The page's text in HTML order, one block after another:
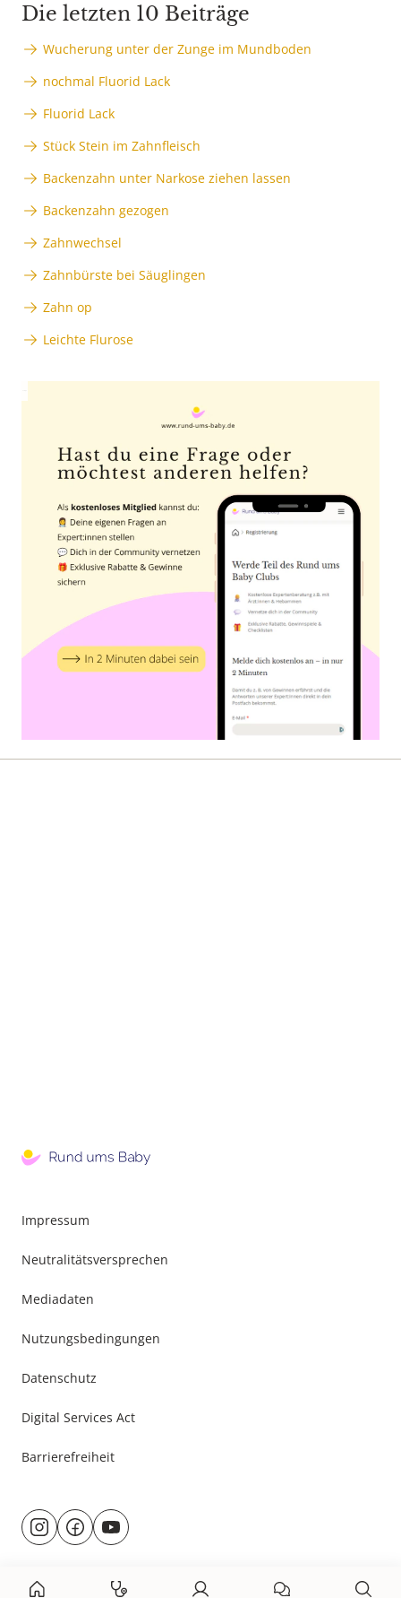
Die letzten 10 Beiträge
Wucherung unter der Zunge im Mundboden
nochmal Fluorid Lack
Fluorid Lack
Stück Stein im Zahnfleisch
Backenzahn unter Narkose ziehen lassen
Backenzahn gezogen
Zahnwechsel
Zahnbürste bei Säuglingen
Zahn op
Leichte Flurose
Impressum
Neutralitätsversprechen
Mediadaten
Nutzungsbedingungen
Datenschutz
Digital Services Act
Barrierefreiheit
Besuche
uns@rund.ums.baby
facebook.com/rundumsbaby.de
youtube.com/@rundumsbaby_